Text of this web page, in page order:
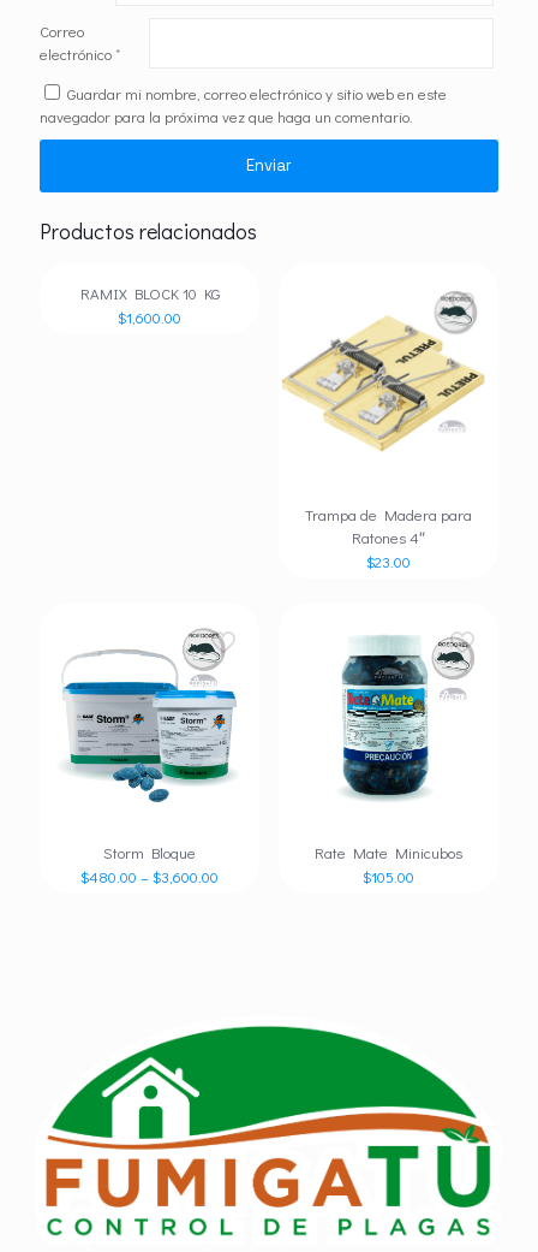
Correo
electrónico*
Guardar mi nombre, correo electrónico y sitio web en este
navegador para la próxima vez que haga un comentario.
Productos relacionados
RAMIX BLOCK 10 KG
$1,600.00
Trampa de Madera para
Ratones 4″
$23.00
Storm Bloque
$480.00 –$3,600.00
Rate Mate Minicubos
$105.00